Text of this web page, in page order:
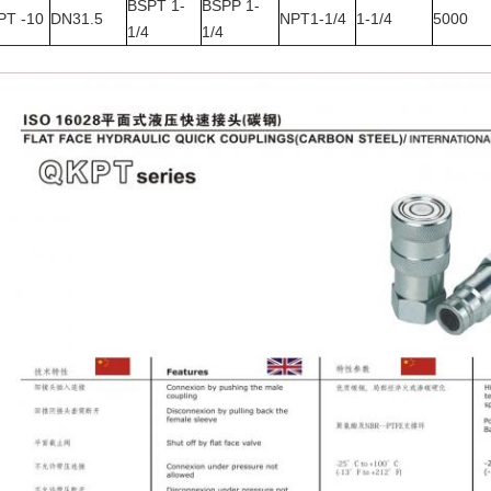
-10 DN31.5
BSPT 1-
1/4
BSPP 1-
1/4
NPT1-1/4 1-1/4 5000